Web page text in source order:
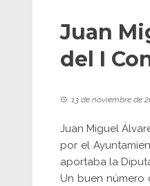
Juan
del I
13 de noviembre de
Juan Miguel
por el
aportaba la
Un buen número